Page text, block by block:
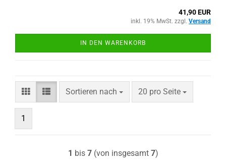
41,90 EUR
inkl. 19% MwSt. zzgl. Versand
IN DEN WARENKORB
Sortieren nach
Sortieren nach 20 pro Seite
pro Seite
1
1 bis 7(von insgesamt 7)